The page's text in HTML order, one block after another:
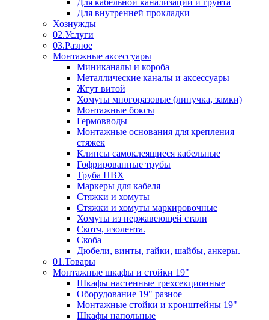
Для кабельной канализации и грунта
Для внутренней прокладки
Хознужды
02.Услуги
03.Разное
Монтажные аксессуары
Миниканалы и короба
Металлические каналы и аксессуары
Жгут витой
Хомуты многоразовые (липучка, замки)
Монтажные боксы
Гермовводы
Монтажные основания для крепления
стяжек
Клипсы самоклеящиеся кабельные
Гофрированные трубы
Труба ПВХ
Маркеры для кабеля
Стяжки и хомуты
Стяжки и хомуты маркировочные
Хомуты из нержавеющей стали
Скотч, изолента.
Скоба
Дюбели, винты, гайки, шайбы, анкеры.
01.Товары
Монтажные шкафы и стойки 19"
Шкафы настенные трехсекционные
Оборудование 19" разное
Монтажные стойки и кронштейны 19"
Шкафы напольные